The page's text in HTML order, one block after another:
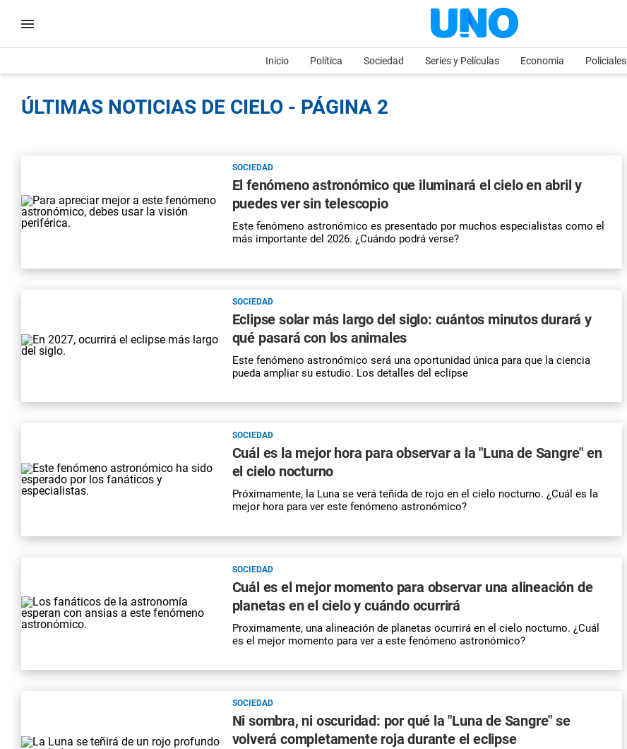
Inicio Política Sociedad Series y Películas Economia Policiales
ÚLTIMAS NOTICIAS DE CIELO - PÁGINA 2
SOCIEDAD
El fenómeno astronómico que iluminará el cielo en abril y
puedes ver sin telescopio
Este fenómeno astronómico es presentado por muchos especialistas como el
más importante del 2026. ¿Cuándo podrá verse?
SOCIEDAD
Eclipse solar más largo del siglo: cuántos minutos durará y
qué pasará con los animales
Este fenómeno astronómico será una oportunidad única para que la ciencia
pueda ampliar su estudio. Los detalles del eclipse
SOCIEDAD
Cuál es la mejor hora para observar a la "Luna de Sangre" en
el cielo nocturno
Próximamente, la Luna se verá teñida de rojo en el cielo nocturno. ¿Cuál es la
mejor hora para ver este fenómeno astronómico?
SOCIEDAD
Cuál es el mejor momento para observar una alineación de
planetas en el cielo y cuándo ocurrirá
Proximamente, una alineación de planetas ocurrirá en el cielo nocturno. ¿Cuál
es el mejor momento para ver a este fenómeno astronómico?
SOCIEDAD
Ni sombra, ni oscuridad: por qué la "Luna de Sangre" se
volverá completamente roja durante el eclipse